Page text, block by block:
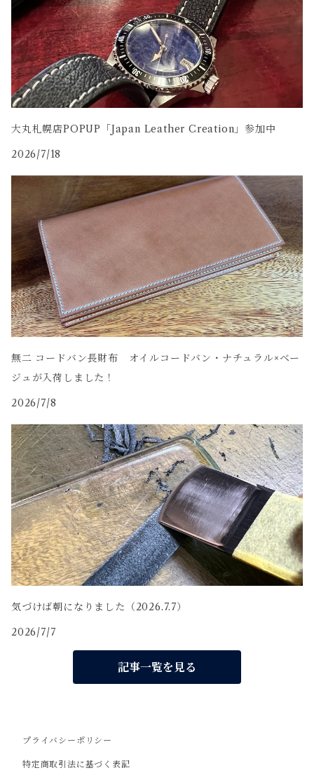
大丸札幌店POPUP「Japan Leather Creation」参加中
2026/7/18
無二 コードバン長財布 オイルコードバン・ナチュラル×ベー
ジュが入荷しました！
2026/7/8
気づけば朝になりました（2026.7.7）
2026/7/7
記事一覧を見る
プライバシーポリシー
特定商取引法に基づく表記